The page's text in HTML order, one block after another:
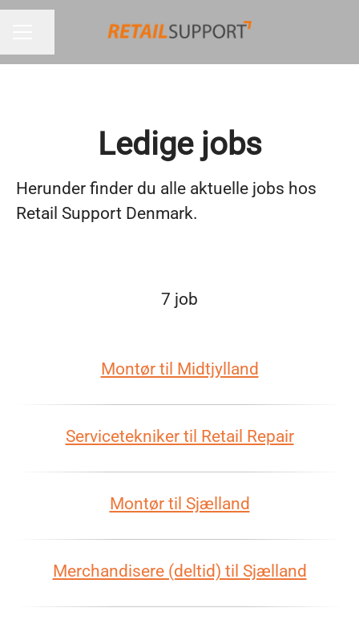
Ledige jobs
Herunder finder du alle aktuelle jobs hos
Retail Support Denmark.
7 job
Montør til Midtjylland
Servicetekniker til Retail Repair
Montør til Sjælland
Merchandisere (deltid) til Sjælland